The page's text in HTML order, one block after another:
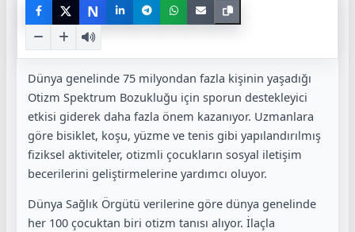
N
Dünya genelinde 75 milyondan fazla kişinin yaşadığı
Otizm Spektrum Bozukluğu için sporun destekleyici
etkisi giderek daha fazla önem kazanıyor. Uzmanlara
göre bisiklet, koşu, yüzme ve tenis gibi yapılandırılmış
fiziksel aktiviteler, otizmli çocukların sosyal iletişim
becerilerini geliştirmelerine yardımcı oluyor.
Dünya Sağlık Örgütü verilerine göre dünya genelinde
her 100 çocuktan biri otizm tanısı alıyor. İlaçla